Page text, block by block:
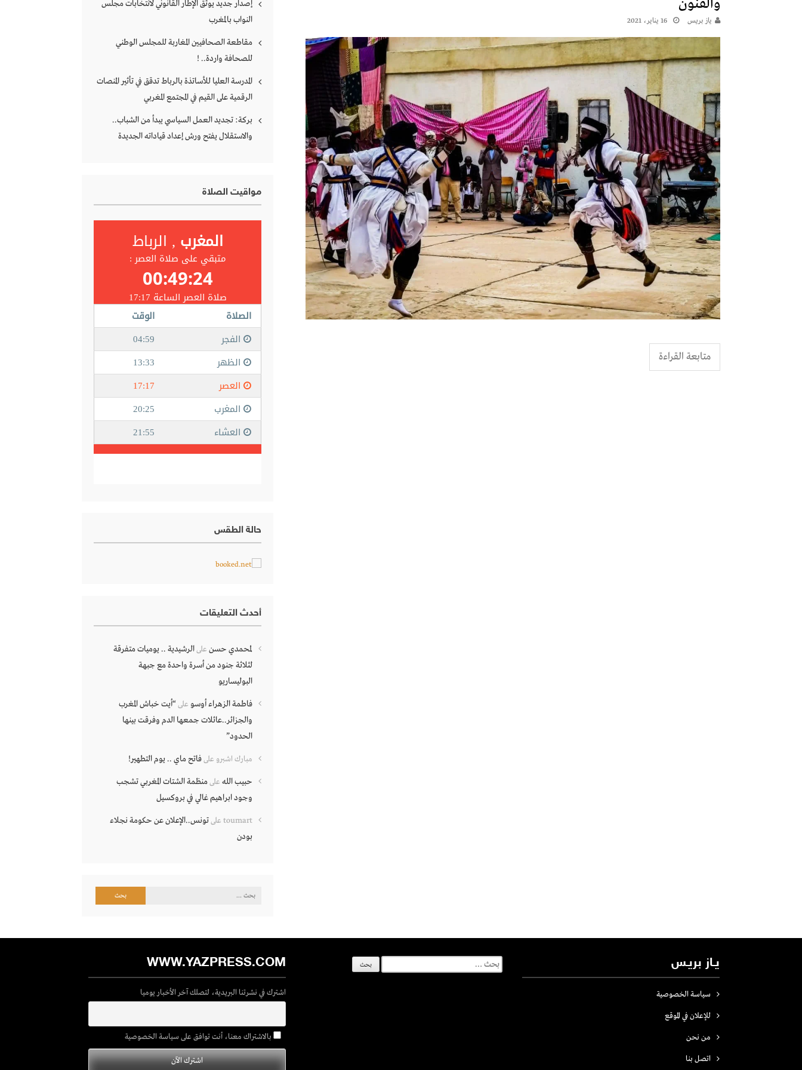
والفنون
يـاز بريـس 16 يناير، 2021
متابعة القراءة
إصدار جديد يوثق الإطار القانوني لانتخابات مجلس
النواب بالمغرب
مقاطعة الصحافيين المغاربة للمجلس الوطني
للصحافة واردة.. !
المدرسة العليا للأساتذة بالرباط تدقق في تأثير المنصات
الرقمية على القيم في المجتمع المغربي
بركة: تجديد العمل السياسي يبدأ من الشباب..
والاستقلال يفتح ورش إعداد قياداته الجديدة
مواقيت الصلاة
حالة الطقس
أحدث التعليقات
لمحمدي حسن علىالرشيدية .. يوميات متفرقة
لثلاثة جنود من أسرة واحدة مع جبهة
البوليساريو
فاطمة الزهراء أوسو على“أيت خباش المغرب
والجزائر..عائلات جمعها الدم وفرقت بينها
الحدود”
مبارك اشبرو علىفاتح ماي .. يوم التطهير!
حبيب الله علىمنظمة الشتات المغربي تشجب
وجود ابراهيم غالي في بروكسيل
toumart علىتونس..الإعلان عن حكومة نجلاء
بودن
البحث
يـاز بريـس
سياسة الخصوصية
للإعلان في الموقع
من نحن
اتصل بنـا
البحث
عن:
WWW.YAZPRESS.COM
اشترك في نشرتنا البريدية، لتصلك آخر الأخبار يوميا
بالاشتراك معنا، أنت توافق على سياسة الخصوصية